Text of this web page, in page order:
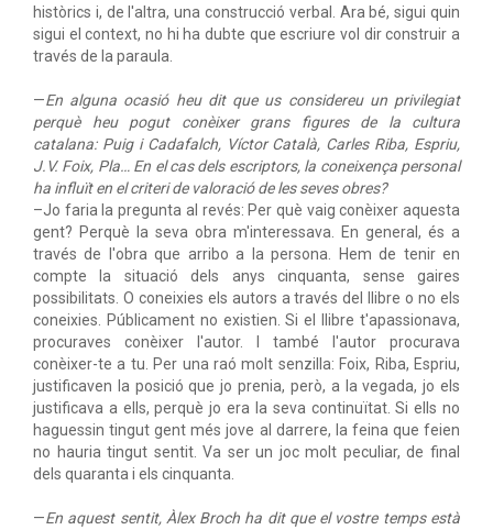
històrics i, de l'altra, una construcció verbal. Ara bé, sigui quin
sigui el context, no hi ha dubte que escriure vol dir construir a
través de la paraula.
—En alguna ocasió heu dit que us considereu un privilegiat
perquè heu pogut conèixer grans figures de la cultura
catalana: Puig i Cadafalch, Víctor Català, Carles Riba, Espriu,
J.V. Foix, Pla… En el cas dels escriptors, la coneixença personal
ha influït en el criteri de valoració de les seves obres?
–Jo faria la pregunta al revés: Per què vaig conèixer aquesta
gent? Perquè la seva obra m'interessava. En general, és a
través de l'obra que arribo a la persona. Hem de tenir en
compte la situació dels anys cinquanta, sense gaires
possibilitats. O coneixies els autors a través del llibre o no els
coneixies. Públicament no existien. Si el llibre t'apassionava,
procuraves conèixer l'autor. I també l'autor procurava
conèixer-te a tu. Per una raó molt senzilla: Foix, Riba, Espriu,
justificaven la posició que jo prenia, però, a la vegada, jo els
justificava a ells, perquè jo era la seva continuïtat. Si ells no
haguessin tingut gent més jove al darrere, la feina que feien
no hauria tingut sentit. Va ser un joc molt peculiar, de final
dels quaranta i els cinquanta.
—En aquest sentit, Àlex Broch ha dit que el vostre temps està